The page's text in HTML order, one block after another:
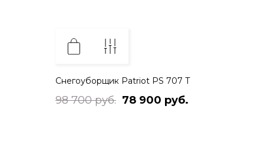
Снегоуборщик Patriot PS 707 T
98 700 руб. 78 900 руб.